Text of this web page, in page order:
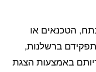
הטכנאים או
ברשלנות,
באמצעות הצגת